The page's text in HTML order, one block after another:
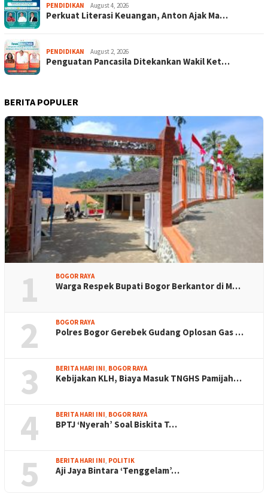
PENDIDIKAN August 4, 2026
Perkuat Literasi Keuangan, Anton Ajak Ma…
PENDIDIKAN August 2, 2026
Penguatan Pancasila Ditekankan Wakil Ket…
BERITA POPULER
1 BOGOR RAYA
Warga Respek Bupati Bogor Berkantor di M…
2 BOGOR RAYA
Polres Bogor Gerebek Gudang Oplosan Gas …
3 BERITA HARI INI, BOGOR RAYA
Kebijakan KLH, Biaya Masuk TNGHS Pamijah…
4 BERITA HARI INI, BOGOR RAYA
BPTJ ‘Nyerah’ Soal Biskita T…
5 BERITA HARI INI, POLITIK
Aji Jaya Bintara ‘Tenggelam’…